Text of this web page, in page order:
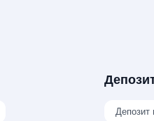
Депозит